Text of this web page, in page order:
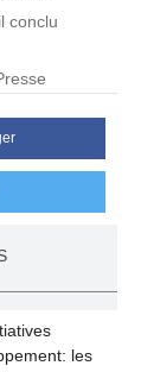
conclu
les